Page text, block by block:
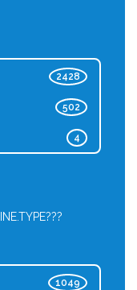
2428
502
4
1049